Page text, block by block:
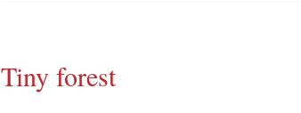
Tiny forest